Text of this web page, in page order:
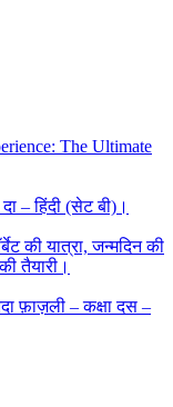
The Ultimate
– हिंदी (सेट बी)।
की यात्रा, जन्मदिन की
तैयारी।
फ़ाज़ली – कक्षा दस –